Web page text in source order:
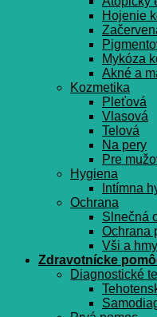
Hojenie
Mykóza
Akné a
Kozmetika
Pleťová
Vlasová
Telová
Na pery
Pre
Hygiena
Intímna
Ochrana
Slnečná
Ochrana
Vši a
Zdravotnícke
Diagnostické